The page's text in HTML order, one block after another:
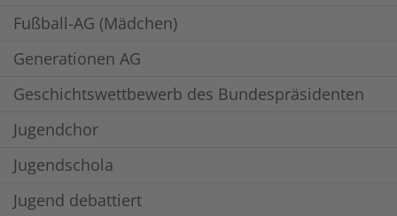
Fußball-AG (Mädchen)
Generationen AG
Geschichtswettbewerb des Bundespräsidenten
Jugendchor
Jugendschola
Jugend debattiert